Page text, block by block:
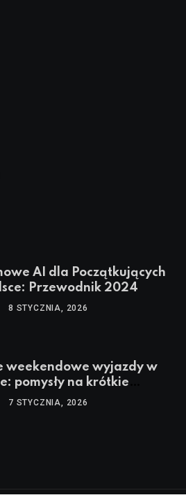
AI dla Początkujących
Przewodnik 2024
8 STYCZNIA, 2026
weekendowe wyjazdy w
pomysły na krótkie
7 STYCZNIA, 2026